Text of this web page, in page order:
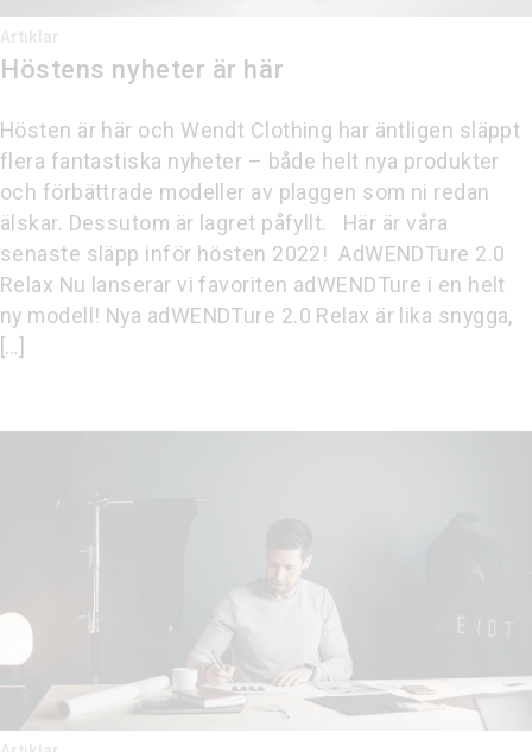
Artiklar
Höstens nyheter är här
Hösten är här och Wendt Clothing har äntligen släppt
flera fantastiska nyheter – både helt nya produkter
och förbättrade modeller av plaggen som ni redan
älskar. Dessutom är lagret påfyllt. Här är våra
senaste släpp inför hösten 2022! AdWENDTure 2.0
Relax Nu lanserar vi favoriten adWENDTure i en helt
ny modell! Nya adWENDTure 2.0 Relax är lika snygga,
[…]